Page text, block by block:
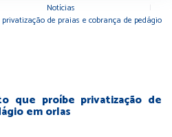
Notícias
de praias e cobrança de pedágio
que proíbe privatização de
em orlas